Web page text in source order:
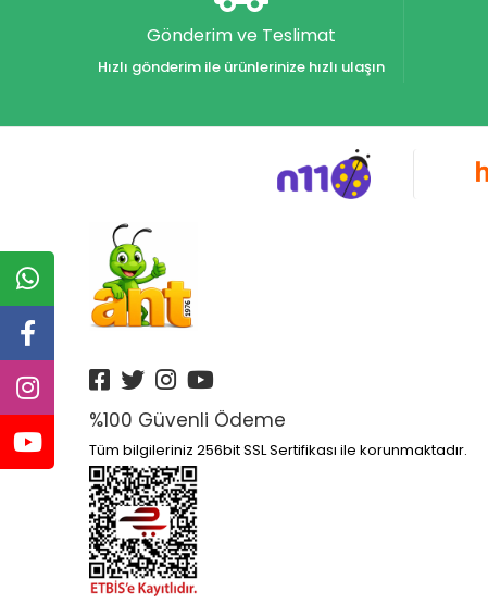
Gönderim ve Teslimat
Hızlı gönderim ile ürünlerinize hızlı ulaşın
%100 Güvenli Ödeme
Tüm bilgileriniz 256bit SSL Sertifikası ile korunmaktadır.